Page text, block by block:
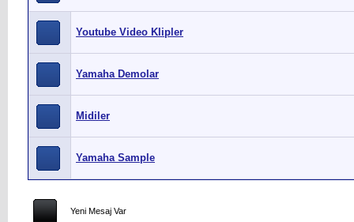
Youtube Video Klipler
Yamaha Demolar
Midiler
Yamaha Sample
Yeni Mesaj Var